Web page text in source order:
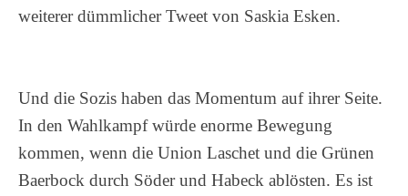
weiterer dümmlicher Tweet von Saskia Esken.
Und die Sozis haben das Momentum auf ihrer Seite.
In den Wahlkampf würde enorme Bewegung
kommen, wenn die Union Laschet und die Grünen
Baerbock durch Söder und Habeck ablösten. Es ist